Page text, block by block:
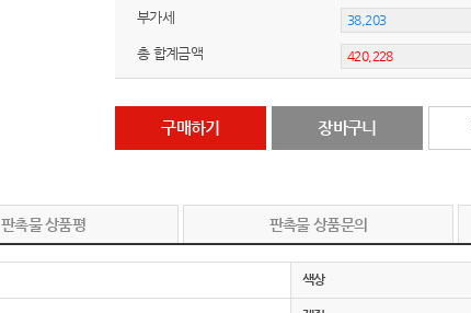
부가세
총 합계금액
구매하기 장바구니
판촉물 상품평 판촉물 상품문의
색상